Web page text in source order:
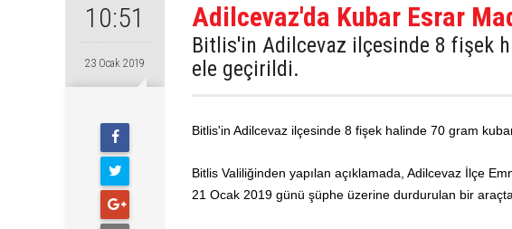
10:51
23 Ocak 2019
Adilcevaz'da Kubar Esrar
Bitlis'in Adilcevaz ilçesinde 8 fişek
ele geçirildi.
Bitlis'in Adilcevaz ilçesinde 8 fişek halinde 70 gram
Bitlis Valiliğinden yapılan açıklamada, Adilcevaz İlçe
21 Ocak 2019 günü şüphe üzerine durdurulan bir araçta